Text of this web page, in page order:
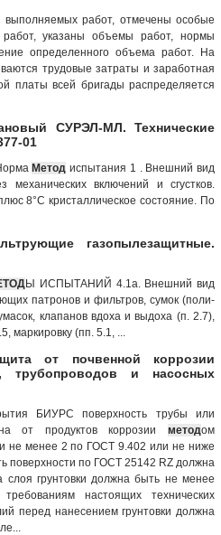
выполняемых работ, отмечены особые
указаны объемы работ, нормы
определенного объема работ. На
трудовые затраты и заработная
платы всей бригады распределяется
СУРЭЛ-МЛ. Технические
01
Метод испытания 1 . Внешний вид
механических вклю­чений и сгустков.
8°С кристаллическое состояние. По
газопылезащитные.
Ы ИСПЫТАНИЙ 4.1а. Внешний вид
патронов и фильтров, сумок (поли­
клапанов вдоха и выдоха (п. 2.7),
маркировку (пп. 5.1, ...
от почвенной коррозии
трубопроводов и насосных
БИУРС поверхность трубы или
от продуктов коррозии методом
не менее 2 по ГОСТ 9.402 или не ниже
поверхности по ГОСТ 25142 RZ должна
грунтовки должна быть не менее
настоящих технических
перед нанесением грунтовки должна